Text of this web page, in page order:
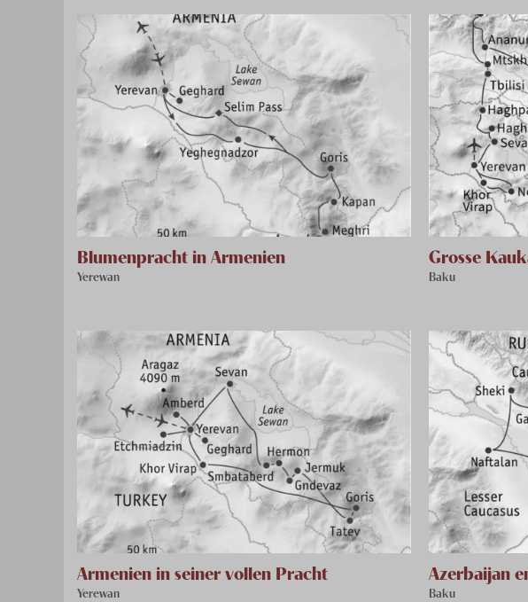
Blumenpracht in Armenien
Yerewan
Grosse
Baku
Armenien in seiner vollen Pracht
Yerewan
Azerbaijan
Baku